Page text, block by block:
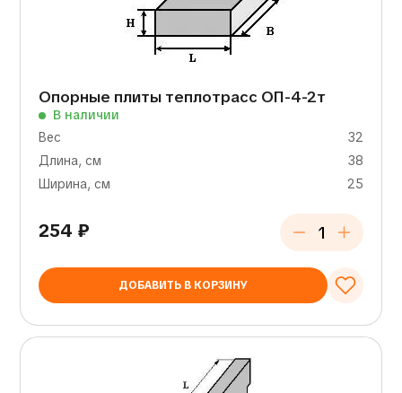
Опорные плиты теплотрасс ОП-4-2т
В наличии
Вес
32
Длина, см
38
Ширина, см
25
254 ₽
ДОБАВИТЬ В КОРЗИНУ